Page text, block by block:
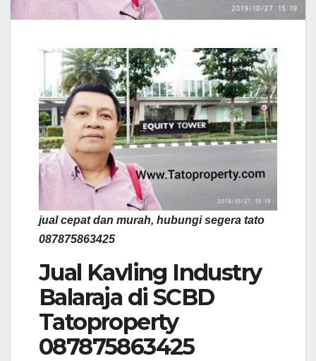
jual cepat dan murah, hubungi segera tato
087875863425
Jual Kavling Industry
Balaraja di SCBD
Tatoproperty
087875863425